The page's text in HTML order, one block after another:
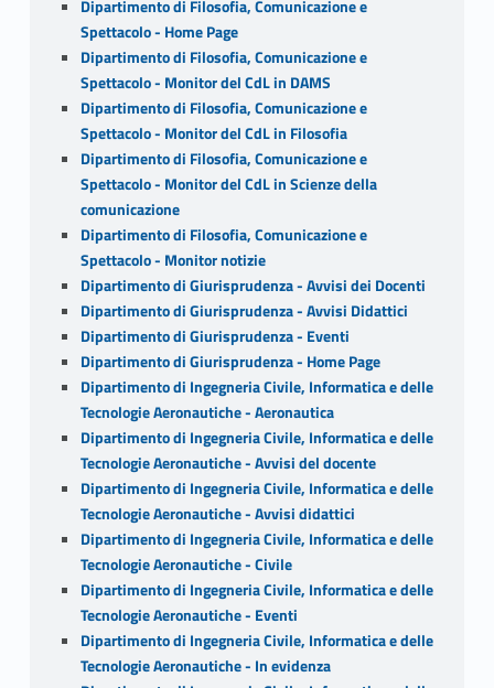
Dipartimento di Filosofia, Comunicazione e
Spettacolo - Home Page
Dipartimento di Filosofia, Comunicazione e
Spettacolo - Monitor del CdL in DAMS
Dipartimento di Filosofia, Comunicazione e
Spettacolo - Monitor del CdL in Filosofia
Dipartimento di Filosofia, Comunicazione e
Spettacolo - Monitor del CdL in Scienze della
comunicazione
Dipartimento di Filosofia, Comunicazione e
Spettacolo - Monitor notizie
Dipartimento di Giurisprudenza - Avvisi dei Docenti
Dipartimento di Giurisprudenza - Avvisi Didattici
Dipartimento di Giurisprudenza - Eventi
Dipartimento di Giurisprudenza - Home Page
Dipartimento di Ingegneria Civile, Informatica e delle
Tecnologie Aeronautiche - Aeronautica
Dipartimento di Ingegneria Civile, Informatica e delle
Tecnologie Aeronautiche - Avvisi del docente
Dipartimento di Ingegneria Civile, Informatica e delle
Tecnologie Aeronautiche - Avvisi didattici
Dipartimento di Ingegneria Civile, Informatica e delle
Tecnologie Aeronautiche - Civile
Dipartimento di Ingegneria Civile, Informatica e delle
Tecnologie Aeronautiche - Eventi
Dipartimento di Ingegneria Civile, Informatica e delle
Tecnologie Aeronautiche - In evidenza